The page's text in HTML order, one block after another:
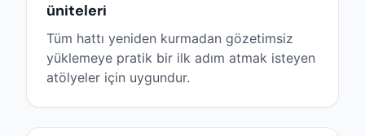
üniteleri
Tüm hattı yeniden kurmadan gözetimsiz
yüklemeye pratik bir ilk adım atmak isteyen
atölyeler için uygundur.